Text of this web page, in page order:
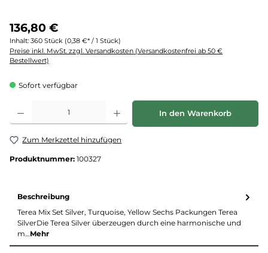
136,80 €
Inhalt: 360 Stück (0,38 €* / 1 Stück)
Preise inkl. MwSt. zzgl. Versandkosten (Versandkostenfrei ab 50 €
Bestellwert)
Sofort verfügbar
Produkt Anzahl: Gib den gewünschten Wert ein oder benutze die Schaltflächen
In den Warenkorb
Zum Merkzettel hinzufügen
Produktnummer: 100327
Beschreibung
Terea Mix Set Silver, Turquoise, Yellow Sechs Packungen Terea
SilverDie Terea Silver überzeugen durch eine harmonische und
m…Mehr